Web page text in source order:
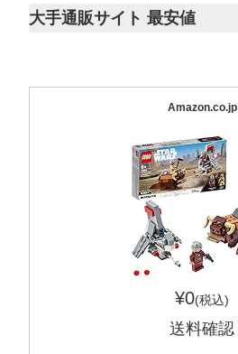
大手通販サイト 最安値
Amazon.co.jp
¥0(税込)
送料確認